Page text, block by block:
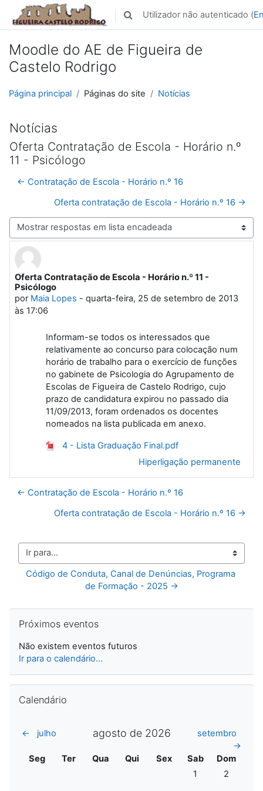
Ir para o conteúdo principal
Alternar a entrada da pesquisa
Utilizador não autenticado (
Moodle do AE de Figueira de
Castelo Rodrigo
Página principal Páginas do site Notícias
Notícias
Oferta Contratação de Escola - Horário n.º
11 - Psicólogo
← Contratação de Escola - Horário n.º 16
Oferta contratação de Escola - Horário n.º 16 →
Modo de visualização
Oferta Contratação de Escola - Horário n.º 11 -
Psicólogo
por Maia Lopes - quarta-feira, 25 de setembro de 2013
às 17:06
Número de respostas: 0
Informam-se todos os interessados que
relativamente ao concurso para colocação num
horário de trabalho para o exercício de funções
no gabinete de Psicologia do Agrupamento de
Escolas de Figueira de Castelo Rodrigo, cujo
prazo de candidatura expirou no passado dia
11/09/2013, foram ordenados os docentes
nomeados na lista publicada em anexo.
4 - Lista Graduação Final.pdf
Hiperligação permanente
← Contratação de Escola - Horário n.º 16
Oferta contratação de Escola - Horário n.º 16 →
Ir para...
Código de Conduta, Canal de Denúncias, Programa
de Formação - 2025 →
Próximos eventos
Não existem eventos futuros
Ir para o calendário...
Calendário
← julho agosto de 2026
setembro
→
Segunda
Seg Terça
Ter Quarta
Qua Quinta
Qui Sexta
Sex Sábado
Sab Domingo
Dom
Sem eventos,
1 Sem
2